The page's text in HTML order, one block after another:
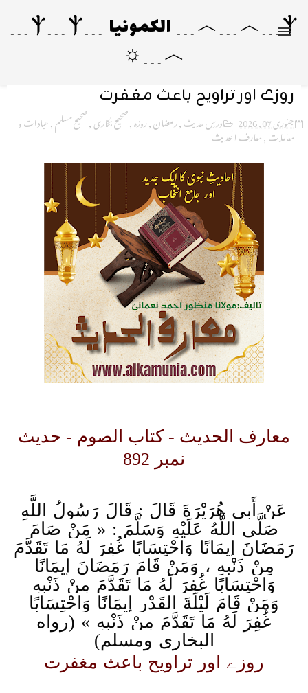
Ⲯ﹍︿﹍︿﹍ الکمونیا ﹍Ⲯ﹍Ⲯ﹍
︿﹍☼
روزے اور تراویح باعث مغفرت
جنوری 07, 2026 درسِ حدیث,رمضان,روزہ,صحیح بُخاری,صحیح مسلم,عبادات و
معاملات,معارف الحدیث
معارف الحدیث - کتاب الصوم - حدیث
نمبر 892
عَنْ أَبِي هُرَيْرَةَ قَالَ : قَالَ رَسُولُ اللَّهِ
صَلَّى اللَّهُ عَلَيْهِ وَسَلَّمَ : « مَنْ صَامَ
رَمَضَانَ إِيمَانًا وَاحْتِسَابًا غُفِرَ لَهُ مَا تَقَدَّمَ
مِنْ ذَنْبِهِ ، وَمَنْ قَامَ رَمَضَانَ إِيمَانًا
وَاحْتِسَابًا غُفِرَ لَهُ مَا تَقَدَّمَ مِنْ ذَنْبِهِ
وَمَنْ قَامَ لَيْلَةَ القَدْرِ إِيمَانًا وَاحْتِسَابًا
غُفِرَ لَهُ مَا تَقَدَّمَ مِنْ ذَنْبِهِ » (رواه
البخارى ومسلم)
روزے اور تراویح باعث مغفرت